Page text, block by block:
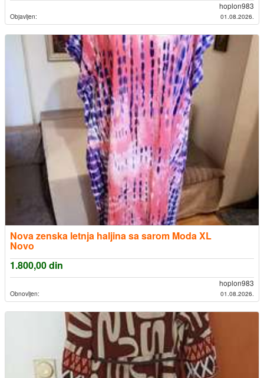
hoplon983
Objavljen: 01.08.2026.
Nova zenska letnja haljina sa sarom Moda XL
Novo
1.800,00din
hoplon983
Obnovljen: 01.08.2026.